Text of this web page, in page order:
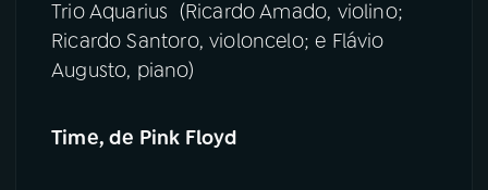
Trio Aquarius (Ricardo Amado, violino;
Ricardo Santoro, violoncelo; e Flávio
Augusto, piano)
Time, de Pink Floyd